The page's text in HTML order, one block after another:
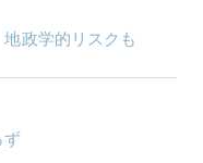
政学的リスクも
ず